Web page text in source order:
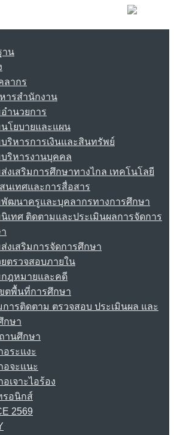
าน
ลากร
ารสำนักงาน
ำนวยการ
โยบายและแผน
ริหารการเงินและสินทรัพย์
ริหารงานบุคคล
งเสริมการศึกษาทางไกล เทคโนโลยี
นเทศและการสื่อสาร
ฒนาครูและบุคลากรทางการศึกษา
เทศ ติดตามและประเมินผลการจัดการ
งเสริมการจัดการศึกษา
ตรวจสอบภายใน
ฎหมายและคดี
ตพื้นที่การศึกษา
ารติดตาม ตรวจสอบ ประเมินผล และ
กษา
านศึกษา
อระแงะ
อจะแนะ
อเจาะไอร้อง
รอนิกส์
2569